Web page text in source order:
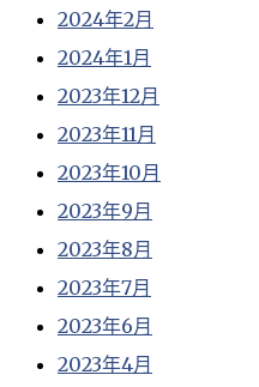
2024年2月
2024年1月
2023年12月
2023年11月
2023年10月
2023年9月
2023年8月
2023年7月
2023年6月
2023年4月